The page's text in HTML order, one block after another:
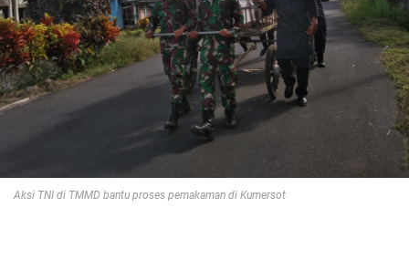
Aksi TNI di TMMD bantu proses pemakaman di Kumersot